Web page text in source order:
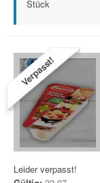
Stück
Verpasst!
Leider verpasst!